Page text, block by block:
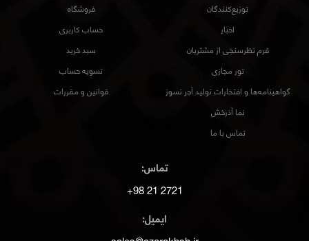
توزیع‌کنندگان
اخبار
فرم نظرسنجی از مشتریان
تور مجازی
گواهینامه‌ها و افتخارات تولید آجر نسوز
نما آذرخش
تماس با ما
فروشگاه
حساب کاربری
سبد خرید
تسویه حساب
قوانین و مقررات
تماس:
2721 21 98+
ایمیل: